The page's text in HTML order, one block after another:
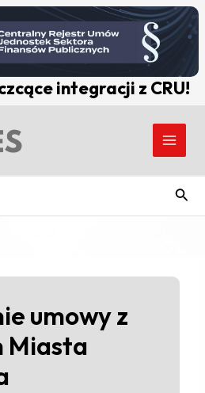
integracji z CRU!
Main
umowy z
Miasta